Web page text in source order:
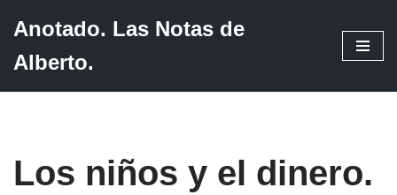
Saltar
Anotado. Las Notas de
Alberto.
Los niños y el dinero.